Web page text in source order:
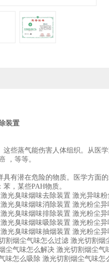
装置
些蒸气能伤害人体组织。从医
，等等。
有潜在危险的物质。医学方面
，某些PAH物质。
光臭味烟味去除装置 激光异味粉
光臭味烟味消除装置 激光粉尘异
光臭味烟味排除装置 激光粉尘异
光臭味烟味吸除装置 激光粉尘异
光臭味烟味抽烟装置 激光粉尘异
割烟尘气味怎么过滤 激光切割
尘气味怎么解决 激光切割烟尘
味怎么吸除 激光切割烟尘气味